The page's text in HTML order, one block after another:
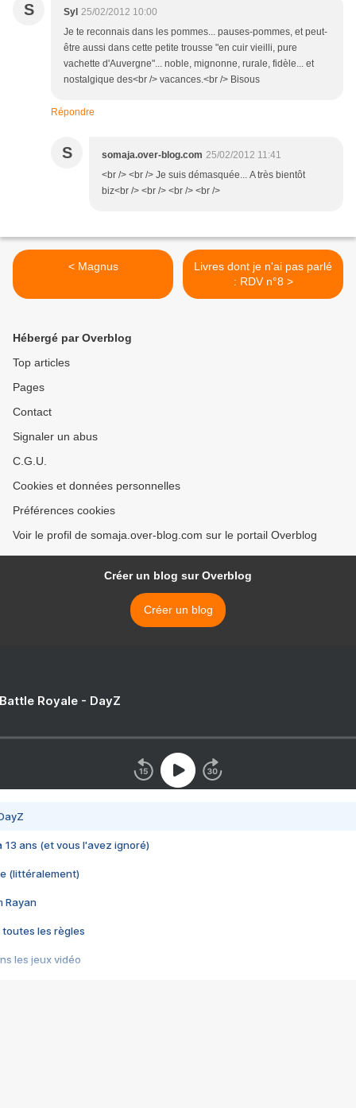
S Syl 25/02/2012 10:00
Je te reconnais dans les pommes... pauses-pommes, et peut-
être aussi dans cette petite trousse "en cuir vieilli, pure
vachette d'Auvergne"... noble, mignonne, rurale, fidèle... et
nostalgique des<br /> vacances.<br /> Bisous
Répondre
S somaja.over-blog.com 25/02/2012 11:41
<br /> <br /> Je suis démasquée... A très bientôt
biz<br /> <br /> <br /> <br />
< Magnus
Livres dont je n'ai pas parlé
: RDV n°8 >
Hébergé par Overblog
Top articles
Pages
Contact
Signaler un abus
C.G.U.
Cookies et données personnelles
Préférences cookies
Voir le profil de somaja.over-blog.com sur le portail Overblog
Créer un blog sur Overblog
Créer un blog
Royale - DayZ
13 ans (et vous l'avez ignoré)
(littéralement)
Rayan
toutes les règles
les jeux vidéo